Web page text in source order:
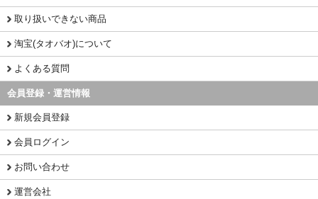
取り扱いできない商品
淘宝(タオバオ)について
よくある質問
会員登録・運営情報
新規会員登録
会員ログイン
お問い合わせ
運営会社